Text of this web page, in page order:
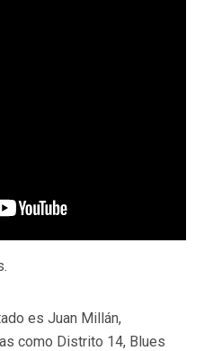
es Juan Millán,
como Distrito 14, Blues